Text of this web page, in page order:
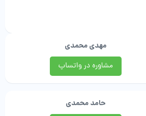
مهدی محمدی
مشاوره در واتساپ
حامد محمدی